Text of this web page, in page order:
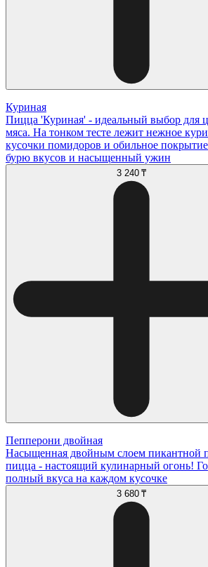
Куриная
Пицца 'Куриная' - идеальный выбор для
мяса. На тонком тесте лежит нежное
кусочки помидоров и обильное
бурю вкусов и насыщенный ужин
3 240 ₸
Пепперони двойная
Насыщенная двойным слоем пикантной
пицца - настоящий кулинарный огонь!
полный вкуса на каждом кусочке
3 680 ₸